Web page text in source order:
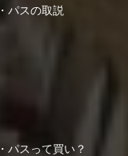
パスの取説
パスって買い？